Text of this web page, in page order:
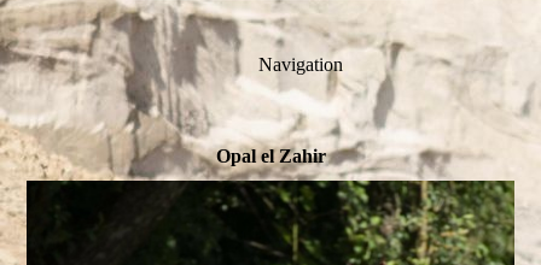
Navigation
Opal el Zahir